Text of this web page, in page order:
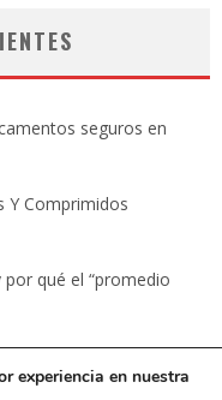
seguros en
Y Comprimidos
qué el “promedio
experiencia en nuestra